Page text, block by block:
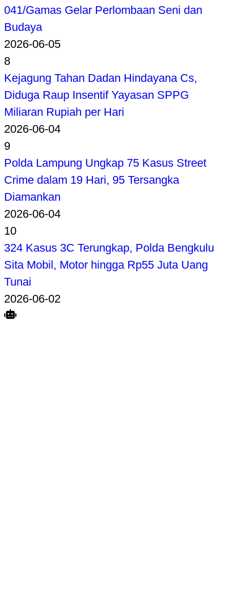
041/Gamas Gelar Perlombaan Seni dan
Budaya
2026-06-05
8
Kejagung Tahan Dadan Hindayana Cs,
Diduga Raup Insentif Yayasan SPPG
Miliaran Rupiah per Hari
2026-06-04
9
Polda Lampung Ungkap 75 Kasus Street
Crime dalam 19 Hari, 95 Tersangka
Diamankan
2026-06-04
10
324 Kasus 3C Terungkap, Polda Bengkulu
Sita Mobil, Motor hingga Rp55 Juta Uang
Tunai
2026-06-02